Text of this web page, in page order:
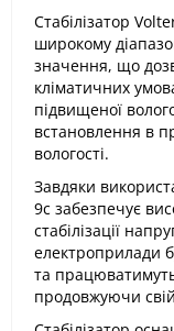
Стабілізатор
широкому
значення, що
кліматичних
підвищеної
встановлення в
вологості.
Завдяки
9с забезпечує
стабілізації
електроприлади
та
продовжуючи